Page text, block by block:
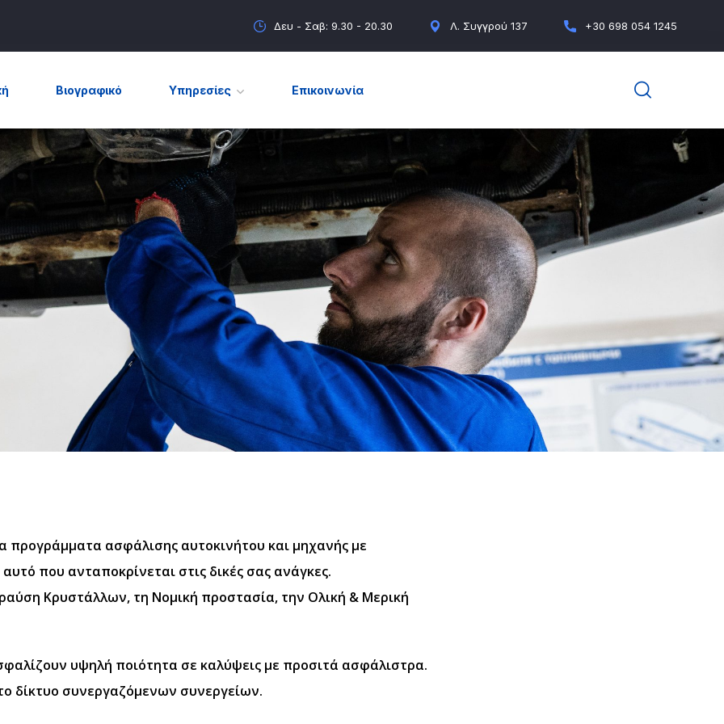
Δευ - Σαβ: 9.30 - 20.30 Λ. Συγγρού 137 +30 698 054 1245
Βιογραφικό Υπηρεσίες Επικοινωνία
προγράμματα ασφάλισης αυτοκινήτου και μηχανής με
που ανταποκρίνεται στις δικές σας ανάγκες.
Κρυστάλλων, τη Νομική προστασία, την Ολική & Μερική
υψηλή ποιότητα σε καλύψεις με προσιτά ασφάλιστρα.
δίκτυο συνεργαζόμενων συνεργείων.